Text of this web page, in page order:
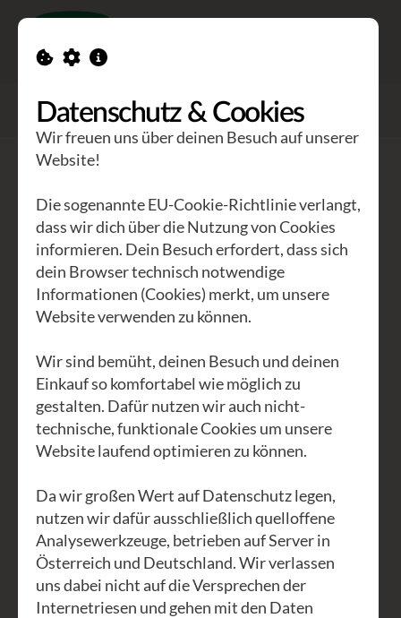
> Lunzer Webermarkt 2026
In Lunz am See findet heuer vom 31. Juli
bis 2. August 2026 der Lunzer
Webermarkt statt.
handgewebte Textilien zu erwerben,
aber auch Handgefilztes,
Handbedrucktes und Handgefärbtes.
Wir freuen uns auf euer Kommen!
Datenschutz & Cookies
Wir freuen uns über deinen Besuch auf unserer
Website!
Die sogenannte EU-Cookie-Richtlinie verlangt,
dass wir dich über die Nutzung von Cookies
informieren. Dein Besuch erfordert, dass sich
dein Browser technisch notwendige
Informationen (Cookies) merkt, um unsere
Website verwenden zu können.
Wir sind bemüht, deinen Besuch und deinen
Einkauf so komfortabel wie möglich zu
gestalten. Dafür nutzen wir auch nicht-
technische, funktionale Cookies um unsere
Website laufend optimieren zu können.
Da wir großen Wert auf Datenschutz legen,
nutzen wir dafür ausschließlich quelloffene
Analysewerkzeuge, betrieben auf Server in
Österreich und Deutschland. Wir verlassen
uns dabei nicht auf die Versprechen der
Internetriesen und gehen mit den Daten